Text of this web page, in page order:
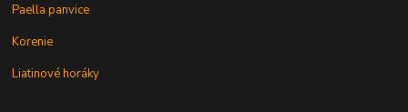
Paella panvice
Korenie
Liatinové horáky